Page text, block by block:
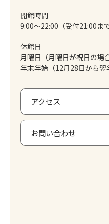
開館時間
9:00～22:00（受付21:00まで
休館日
月曜日（月曜日が祝日の場
年末年始（12月28日から翌
アクセス
お問い合わせ